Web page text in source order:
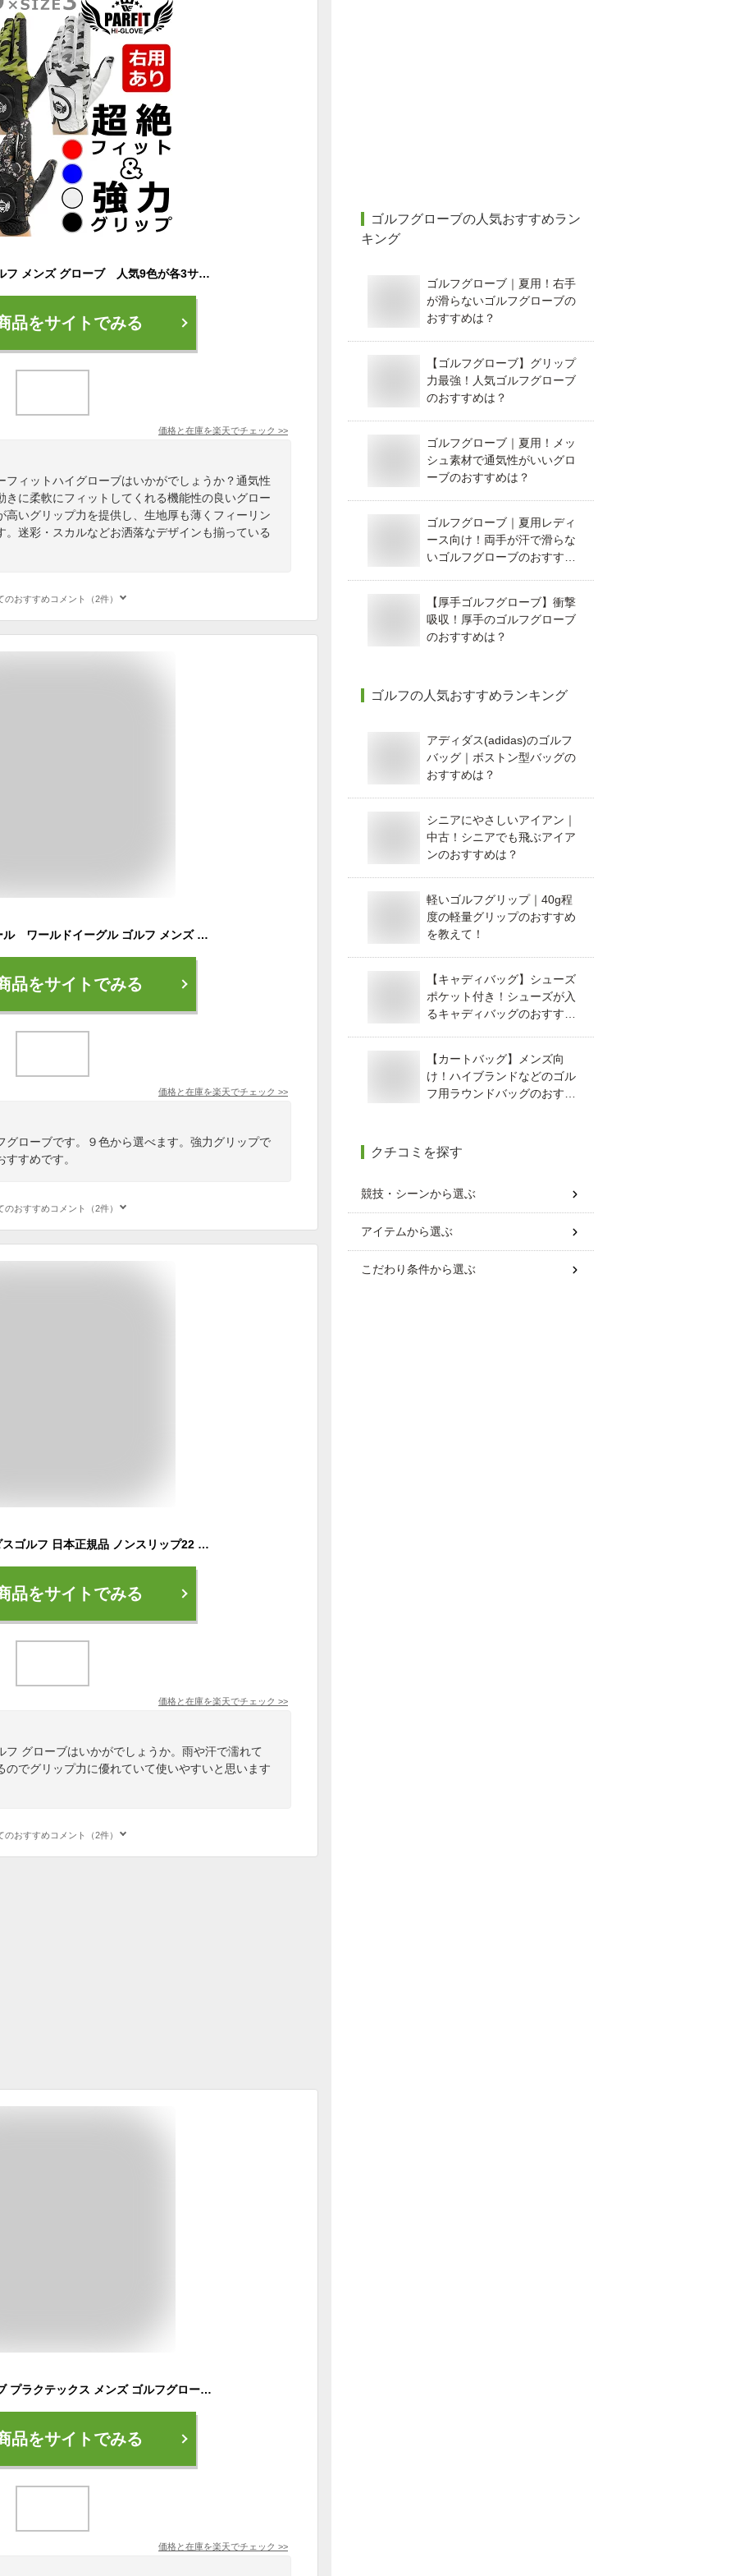
ワールドイーグル ゴルフ メンズ グローブ 人気9色が各3サイズ！ 強力グリップ 超絶フィット 左用 右用 ゴルフ初心者にもおすすめ 18cm 19cm 20cm 21cm 22cm 23cm 24cm 25cm 26cm
品をサイトでみる
価格と在庫を楽天でチェック >>
フィットハイグローブはいかがでしょうか？通気性
きに柔軟にフィットしてくれる機能性の良いグロー
高いグリップ力を提供し、生地厚も薄くフィーリン
迷彩・スカルなどお洒落なデザインも揃っている
のおすすめコメント（2件）
初夏のゴルフ激安セール ワールドイーグル ゴルフ メンズ グローブ 人気9色が各3サイズ！強力グリップ 超絶フィット 左用 右用 ゴルフ初心者にもおすすめ 18cm 19cm 20cm 21cm 22cm 23cm 24cm 25cm 26cm
品をサイトでみる
価格と在庫を楽天でチェック >>
グローブです。９色から選べます。強力グリップで
すめです。
のおすすめコメント（2件）
adidas Golf アディダスゴルフ 日本正規品 ノンスリップ22 メンズ ゴルフグローブ(左手用) 2022モデル 「 LOO58 」 【あす楽対応】
品をサイトでみる
価格と在庫を楽天でチェック >>
グローブはいかがでしょうか。雨や汗で濡れて
のでグリップ力に優れていて使いやすいと思います
のおすすめコメント（2件）
フットジョイ グローブ プラクテックス メンズ ゴルフグローブ 左手用 右手用 FGPT20 FGPT0LH ゴルフ用品 ゴルフ手袋 (定形外)(即納)
品をサイトでみる
価格と在庫を楽天でチェック >>
ゴルフグローブの人気おすすめラン
キング
ゴルフグローブ｜夏用！右手
が滑らないゴルフグローブの
おすすめは？
【ゴルフグローブ】グリップ
力最強！人気ゴルフグローブ
のおすすめは？
ゴルフグローブ｜夏用！メッ
シュ素材で通気性がいいグロ
ーブのおすすめは？
ゴルフグローブ｜夏用レディ
ース向け！両手が汗で滑らな
いゴルフグローブのおすすめ
【厚手ゴルフグローブ】衝撃
吸収！厚手のゴルフグローブ
のおすすめは？
ゴルフの人気おすすめランキング
アディダス(adidas)のゴルフ
バッグ｜ボストン型バッグの
おすすめは？
シニアにやさしいアイアン｜
中古！シニアでも飛ぶアイア
ンのおすすめは？
軽いゴルフグリップ｜40g程
度の軽量グリップのおすすめ
を教えて！
【キャディバッグ】シューズ
ポケット付き！シューズが入
るキャディバッグのおすすめ
【カートバッグ】メンズ向
け！ハイブランドなどのゴル
フ用ラウンドバッグのおすす
クチコミを探す
競技・シーンから選ぶ
アイテムから選ぶ
こだわり条件から選ぶ